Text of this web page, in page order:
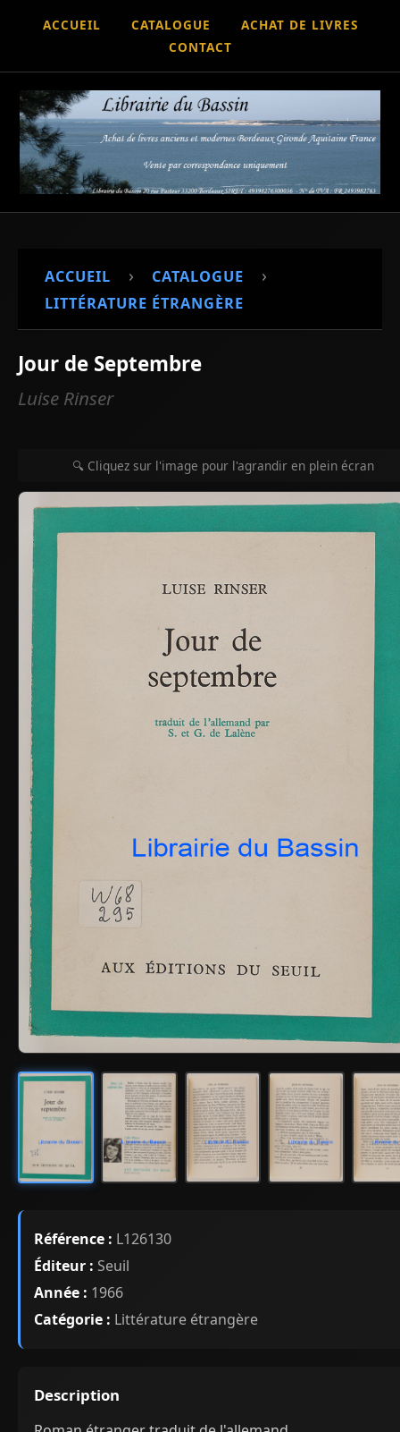
ACCUEIL CATALOGUE
ACHAT DE LIVRES
CONTACT
ACCUEIL › CATALOGUE ›
LITTÉRATURE ÉTRANGÈRE
Jour de Septembre
Luise Rinser
🔍 Cliquez sur l'image pour l'agrandir en plein écran
Référence : L126130
Éditeur : Seuil
Année : 1966
Catégorie : Littérature étrangère
Description